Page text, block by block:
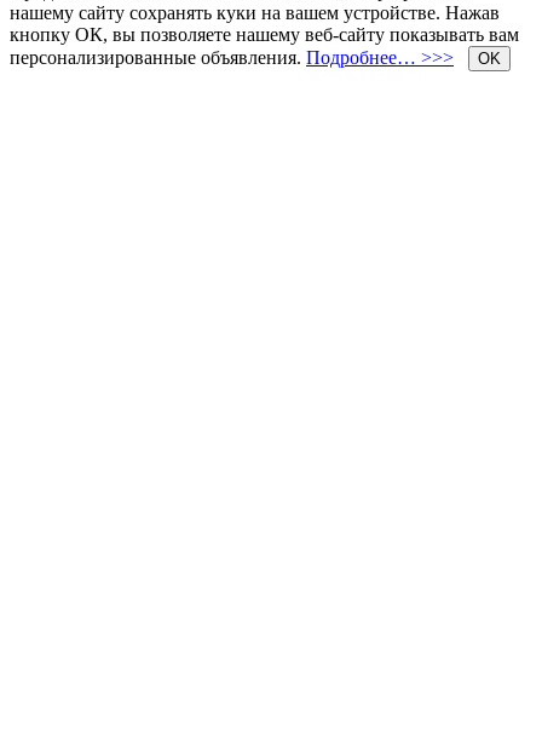
нашему сайту сохранять куки на вашем устройстве. Нажав
кнопку ОК, вы позволяете нашему веб-сайту показывать вам
персонализированные объявления. Подробнее… >>> OK